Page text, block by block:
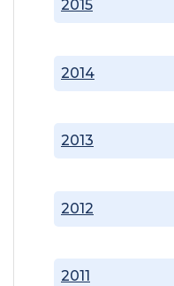
2011
2012
2013
2014
2015